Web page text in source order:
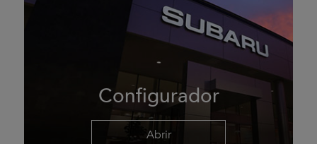
Configurador
Abrir